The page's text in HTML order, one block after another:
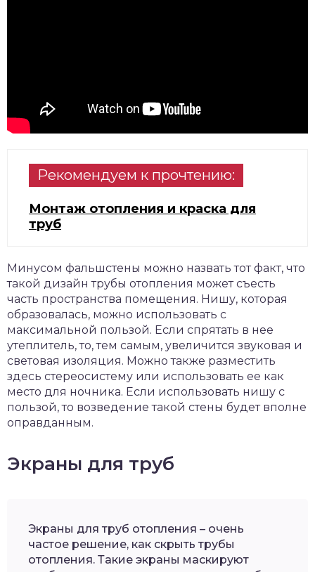
Рекомендуем к прочтению:
Монтаж отопления и краска для
труб
Минусом фальшстены можно назвать тот факт, что
такой дизайн трубы отопления может съесть
часть пространства помещения. Нишу, которая
образовалась, можно использовать с
максимальной пользой. Если спрятать в нее
утеплитель, то, тем самым, увеличится звуковая и
световая изоляция. Можно также разместить
здесь стереосистему или использовать ее как
место для ночника. Если использовать нишу с
пользой, то возведение такой стены будет вполне
оправданным.
Экраны для труб
Экраны для труб отопления – очень
частое решение, как скрыть трубы
отопления. Такие экраны маскируют